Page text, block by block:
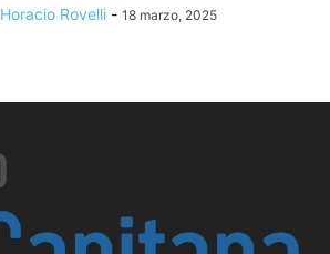
Horacio Rovelli - 18 marzo, 2025